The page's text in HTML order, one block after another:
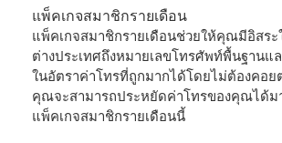
แพ็คเกจสมาชิกรายเดือน
แพ็คเกจสมาชิกรายเดือนช่วยให้คุณมีอิสระ
ต่างประเทศถึงหมายเลขโทรศัพท์พื้นฐานแ
ในอัตราค่าโทรที่ถูกมากได้โดยไม่ต้องคอย
คุณจะสามารถประหยัดค่าโทรของคุณได้ม
แพ็คเกจสมาชิกรายเดือนนี้